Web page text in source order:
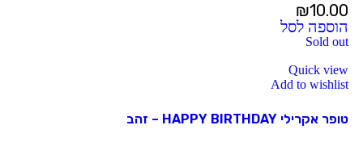
₪10.00
הוספה לסל
Sold out
Quick view
Add to wishlist
טופר אקרילי HAPPY BIRTHDAY – זהב